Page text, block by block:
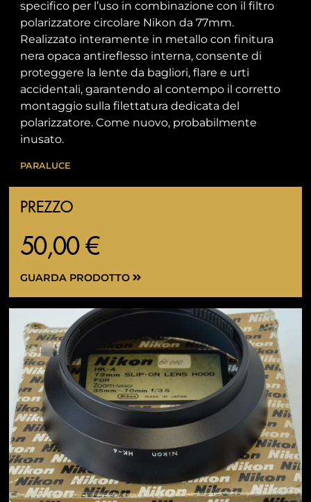
specifico per l’uso in combinazione con il filtro
polarizzatore circolare Nikon da 77mm.
Realizzato interamente in metallo con finitura
nera opaca antireflesso interna, consente di
proteggere la lente da bagliori, flare e urti
accidentali, garantendo al contempo il corretto
montaggio sulla filettatura dedicata del
polarizzatore. Come nuovo, probabilmente
inusato.
PARALUCE
PREZZO
50,00 €
GUARDA PRODOTTO